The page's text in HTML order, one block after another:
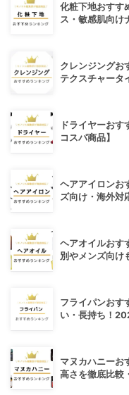
化粧下地おすす
ス・敏感肌向け
クレンジングお
テクスチャータ
ドライヤーおす
コスパ商品】
ヘアアイロンお
ズ向け・海外対
ヘアオイルおす
別やメンズ向け
フライパンおす
い・長持ち！
マヌカハニーお
高さを徹底比較